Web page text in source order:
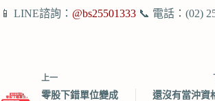
📱 LINE諮詢： @bs25501333 📞 電話：(02)
上一
零股下錯單位變成
還沒有當沖資